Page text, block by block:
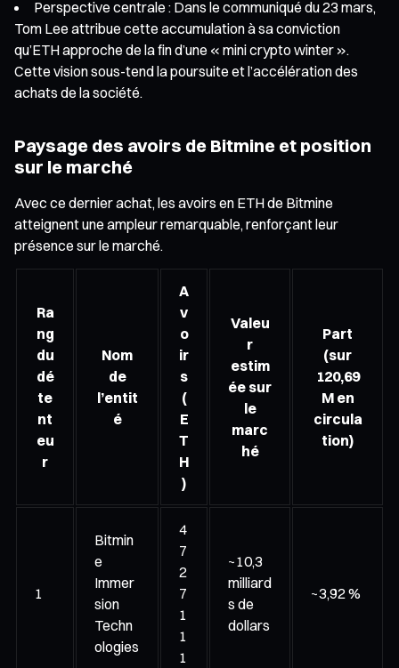
Perspective centrale : Dans le communiqué du 23 mars,
Tom Lee attribue cette accumulation à sa conviction
qu’ETH approche de la fin d’une « mini crypto winter ».
Cette vision sous-tend la poursuite et l’accélération des
achats de la société.
Paysage des avoirs de Bitmine et position
sur le marché
Avec ce dernier achat, les avoirs en ETH de Bitmine
atteignent une ampleur remarquable, renforçant leur
présence sur le marché.
Ra
ng
du
dé
te
nt
eu
r
Nom
de
l’entit
é
A
v
o
ir
s
(
E
T
H
)
Valeu
r
estim
ée sur
le
marc
hé
Part
(sur
120,69
M en
circula
tion)
1
Bitmin
e
Immer
sion
Techn
ologies
4
7
2
7
1
1
1
~10,3
milliard
s de
dollars
~3,92 %